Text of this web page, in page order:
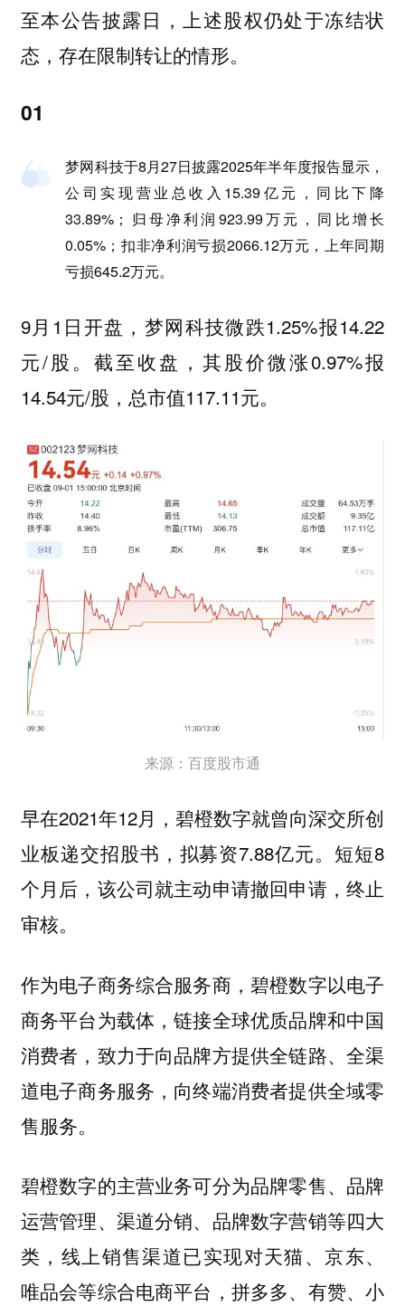
至本公告披露日，上述股权仍处于冻结状
态，存在限制转让的情形。
01
梦网科技于8月27日披露2025年半年度报告显示，
公司实现营业总收入15.39亿元，同比下降
33.89%；归母净利润923.99万元，同比增长
0.05%；扣非净利润亏损2066.12万元，上年同期
亏损645.2万元。
9月1日开盘，梦网科技微跌1.25%报14.22
元/股。截至收盘，其股价微涨0.97%报
14.54元/股，总市值117.11元。
来源：百度股市通
早在2021年12月，碧橙数字就曾向深交所创
业板递交招股书，拟募资7.88亿元。短短8
个月后，该公司就主动申请撤回申请，终止
审核。
作为电子商务综合服务商，碧橙数字以电子
商务平台为载体，链接全球优质品牌和中国
消费者，致力于向品牌方提供全链路、全渠
道电子商务服务，向终端消费者提供全域零
售服务。
碧橙数字的主营业务可分为品牌零售、品牌
运营管理、渠道分销、品牌数字营销等四大
类，线上销售渠道已实现对天猫、京东、
唯品会等综合电商平台，拼多多、有赞、小